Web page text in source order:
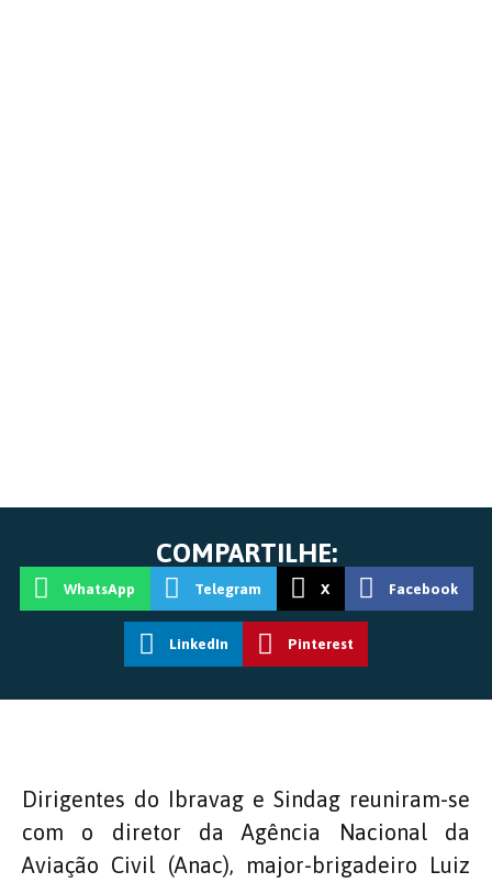
COMPARTILHE:
WhatsApp Telegram X Facebook
LinkedIn Pinterest
Dirigentes do Ibravag e Sindag reuniram-se
com o diretor da Agência Nacional da
Aviação Civil (Anac), major-brigadeiro Luiz